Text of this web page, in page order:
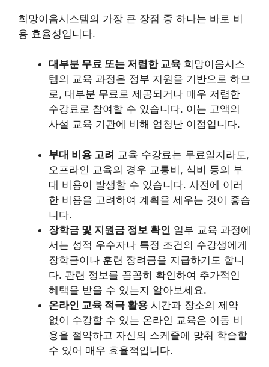
희망이음시스템의 가장 큰 장점 중 하나는 바로 비
용 효율성입니다.
대부분 무료 또는 저렴한 교육 희망이음시스
템의 교육 과정은 정부 지원을 기반으로 하므
로, 대부분 무료로 제공되거나 매우 저렴한
수강료로 참여할 수 있습니다. 이는 고액의
사설 교육 기관에 비해 엄청난 이점입니다.
부대 비용 고려 교육 수강료는 무료일지라도,
오프라인 교육의 경우 교통비, 식비 등의 부
대 비용이 발생할 수 있습니다. 사전에 이러
한 비용을 고려하여 계획을 세우는 것이 좋습
니다.
장학금 및 지원금 정보 확인 일부 교육 과정에
서는 성적 우수자나 특정 조건의 수강생에게
장학금이나 훈련 장려금을 지급하기도 합니
다. 관련 정보를 꼼꼼히 확인하여 추가적인
혜택을 받을 수 있는지 알아보세요.
온라인 교육 적극 활용 시간과 장소의 제약
없이 수강할 수 있는 온라인 교육은 이동 비
용을 절약하고 자신의 스케줄에 맞춰 학습할
수 있어 매우 효율적입니다.